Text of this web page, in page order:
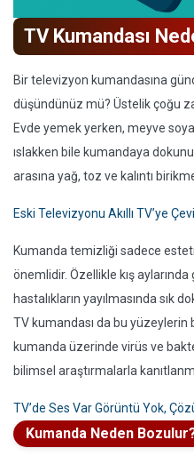
TV Kumandası
Bir televizyon kumandasına
düşündünüz mü? Üstelik çoğu
Evde yemek yerken, meyve
ıslakken bile kumandaya
arasına yağ, toz ve kalıntı
Eski Televizyonu Akıllı TV’ye
Kumanda temizliği sadece
önemlidir. Özellikle kış aylarında
hastalıkların yayılmasında sık
TV kumandası da bu
kumanda üzerinde virüs ve
bilimsel araştırmalarla
TV’de Ses Var Görüntü Yok,
Kumanda Neden